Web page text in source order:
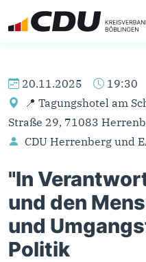
20.11.2025
19:30
📍 Tagungshotel am
Straße 29, 71083
CDU Herrenberg und
"In
und den
und
Politik